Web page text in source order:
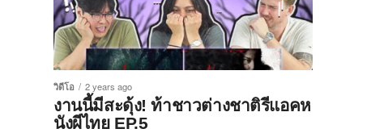
วิดีโอ 2 years ago
งานนี้มีสะดุ้ง! ท้าชาวต่างชาติรีแอคห
นังผีไทย EP.5